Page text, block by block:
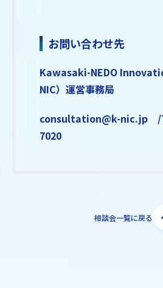
お問い合わせ先
Kawasaki-NEDO
NIC）運営事務局
consultation@k-nic.jp /
7020
相談会一覧に戻る